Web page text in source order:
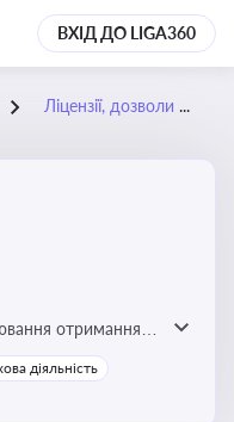
ВХІД ДО LIGA360
Ліцензії, дозволи
отримання,
і дозволів,
діяльність